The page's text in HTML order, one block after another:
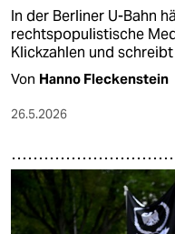
In der Berliner U-Bahn
rechtspopulistische
Klickzahlen und
Von Hanno Fleckenstein
26.5.2026